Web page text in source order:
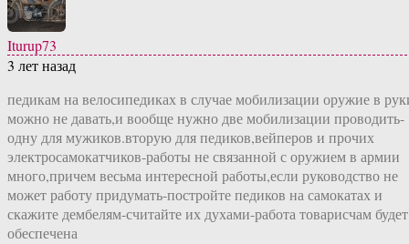
Iturup73
3 лет назад
педикам на велосипедиках в случае мобилизации оружие в
можно не давать,и вообще нужно две мобилизации проводить-
одну для мужиков.вторую для педиков,вейперов и прочих
электросамокатчиков-работы не связанной с оружием в армии
много,причем весьма интересной работы,если руководство не
может работу придумать-постройте педиков на самокатах и
скажите дембелям-считайте их духами-работа товарисчам будет
обеспечена